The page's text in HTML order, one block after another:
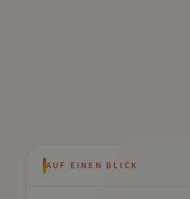
AUF EINEN BLICK